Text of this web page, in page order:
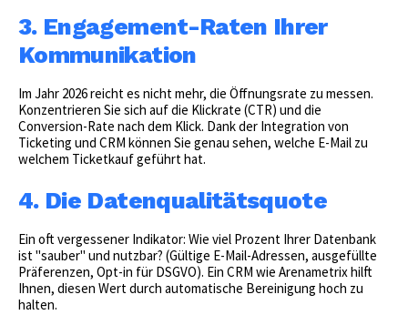
3. Engagement-Raten Ihrer
Kommunikation
Im Jahr 2026 reicht es nicht mehr, die Öffnungsrate zu messen.
Konzentrieren Sie sich auf die Klickrate (CTR) und die
Conversion-Rate nach dem Klick. Dank der Integration von
Ticketing und CRM können Sie genau sehen, welche E-Mail zu
welchem Ticketkauf geführt hat.
4. Die Datenqualitätsquote
Ein oft vergessener Indikator: Wie viel Prozent Ihrer Datenbank
ist "sauber" und nutzbar? (Gültige E-Mail-Adressen, ausgefüllte
Präferenzen, Opt-in für DSGVO). Ein CRM wie Arenametrix hilft
Ihnen, diesen Wert durch automatische Bereinigung hoch zu
halten.